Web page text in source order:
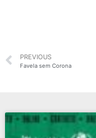
PREVIOUS
Favela sem Corona